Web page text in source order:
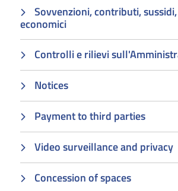
Sovvenzioni, contributi,
economici
Controlli e rilievi
Notices
Payment to third parties
Video surveillance and privacy
Concession of spaces